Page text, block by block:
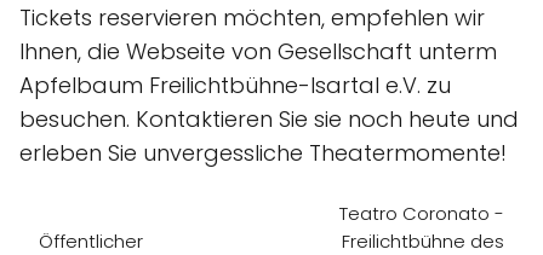
Tickets reservieren möchten, empfehlen wir
Ihnen, die Webseite von Gesellschaft unterm
Apfelbaum Freilichtbühne-Isartal e.V. zu
besuchen. Kontaktieren Sie sie noch heute und
erleben Sie unvergessliche Theatermomente!
Öffentlicher
Teatro Coronato -
Freilichtbühne des